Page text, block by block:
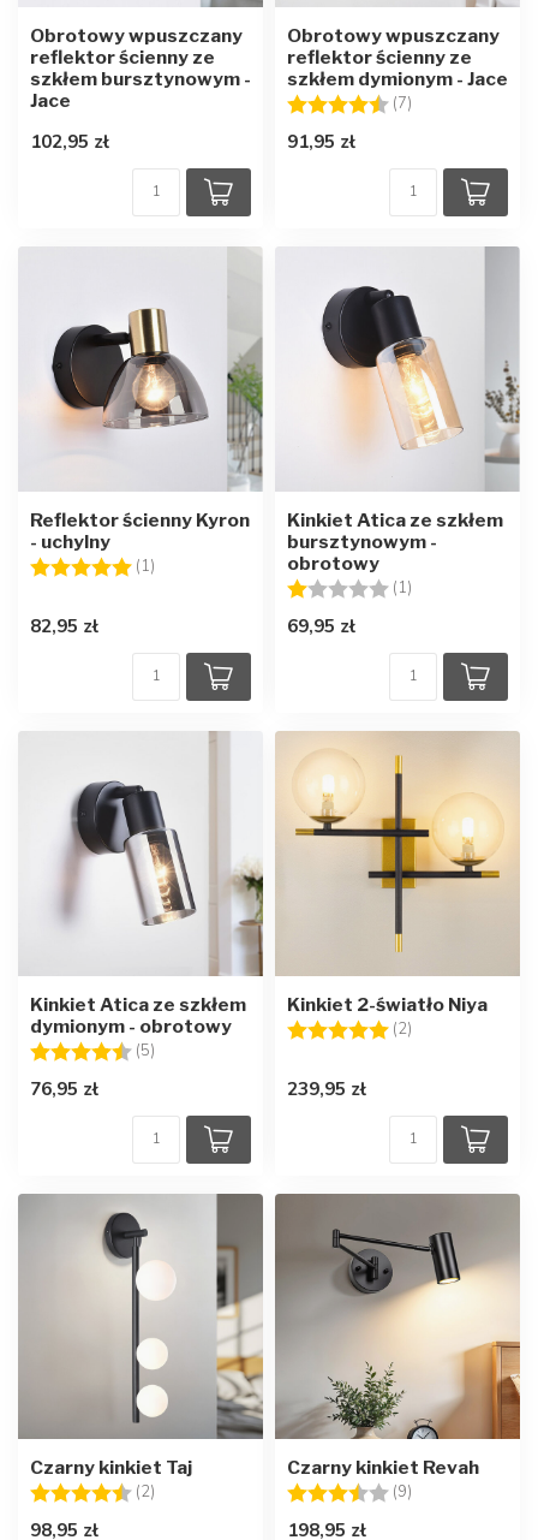
Obrotowy wpuszczany
reflektor ścienny ze
szkłem bursztynowym -
Jace
102,95 zł
Obrotowy wpuszczany
reflektor ścienny ze
szkłem dymionym - Jace
Ocena:
(7)
91,95 zł
Reflektor ścienny Kyron
- uchylny
Ocena:
(1) 5.0 na 5 gwiazdek
82,95 zł
Kinkiet Atica ze szkłem
bursztynowym -
obrotowy
Ocena:
(1)
69,95 zł
Kinkiet Atica ze szkłem
dymionym - obrotowy
Ocena:
(5)
76,95 zł
Kinkiet 2-światło Niya
Ocena:
(2)
239,95 zł
Czarny kinkiet Taj
Ocena:
(2) 4.5 na 5 gwiazdek
98,95 zł
Czarny kinkiet Revah
Ocena:
(9)
198,95 zł